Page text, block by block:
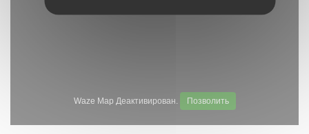
Waze Map Деактивирован. Позволить